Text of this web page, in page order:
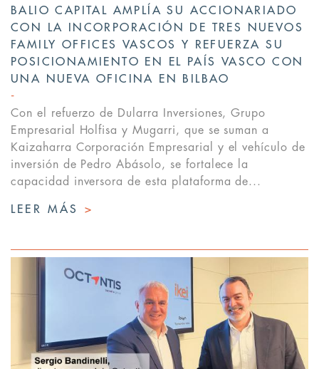
BALIO CAPITAL AMPLÍA SU ACCIONARIADO
CON LA INCORPORACIÓN DE TRES NUEVOS
FAMILY OFFICES VASCOS Y REFUERZA SU
POSICIONAMIENTO EN EL PAÍS VASCO CON
UNA NUEVA OFICINA EN BILBAO
Con el refuerzo de Dularra Inversiones, Grupo
Empresarial Holfisa y Mugarri, que se suman a
Kaizaharra Corporación Empresarial y el vehículo de
inversión de Pedro Abásolo, se fortalece la
capacidad inversora de esta plataforma de...
LEER MÁS >